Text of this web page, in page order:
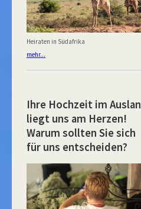
Heiraten in Südafrika
mehr...
Ihre Hochzeit im
liegt uns am Herzen!
Warum sollten Sie sich
für uns entscheiden?